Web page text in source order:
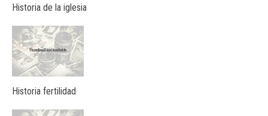
Historia de la iglesia
Historia fertilidad